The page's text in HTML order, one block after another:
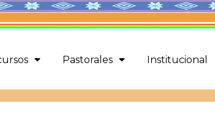
Pastorales Institucional